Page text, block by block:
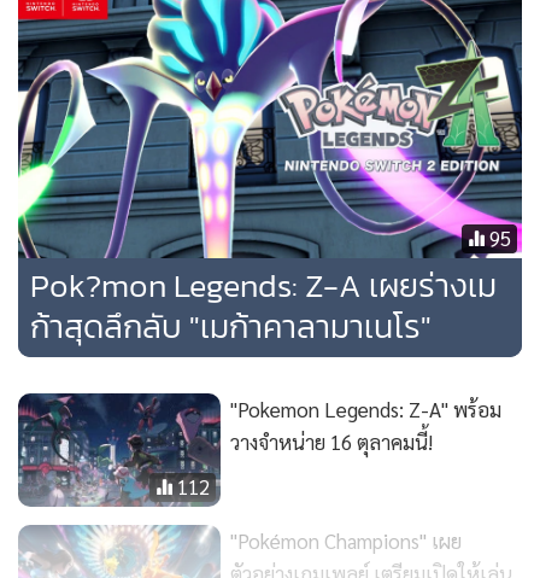
อีกฝ่ายสับสนไปพร้อมกับสร้างแดเมจอย่างแม่นยำ
ใช้พลังจิตควบคุมกิ่งไม้ได้อย่างอิสระและทำให้อีกฝ่ายสับสนใน
การต่อสู้
ความสามารถพลังจิตของเมก้ามาฟ็อกซีเพิ่มสูงขึ้น สามารถ
ควบคุมกิ่งไม้ 2 กิ่งที่ลอยอยู่ให้เคลื่อนไหวราวกับมีชีวิต ทำให้คู่
ต่อสู้ที่มองอยู่สับสนยิ่งขึ้น ขณะเดียวกัน เมก้ามาฟ็อกซียังคงขี่กิ่ง
ไม้ขนาดใหญ่ที่ติดไฟลอยอยู่เหนือพื้น สร้างความฉงนให้คู่ต่อสู้
มากขึ้น แต่ตัวมันกลับสงบนิ่งเยือกเย็น พร้อมโจมตีสร้างความเสีย
หายอย่างแม่นยำ
หลังจากทำให้อีกฝ่ายสับสนด้วยการโจมตีสุดพิศวงแสนซับซ้อน ก็
95
Pok?mon Legends: Z-A เผยร่างเม
ก้าสุดลึกลับ "เมก้าคาลามาเนโร"
112
"Pokemon Legends: Z-A" พร้อม
วางจำหน่าย 16 ตุลาคมนี้!
"Pokémon Champions" เผย